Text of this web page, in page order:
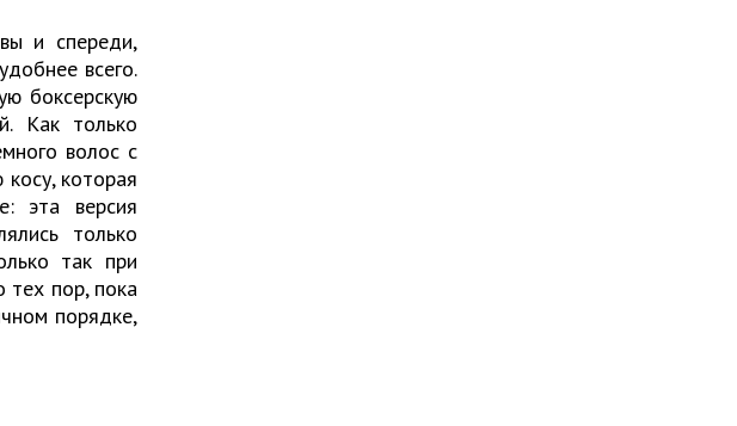
и спереди,
всего.
боксерскую
Как только
волос с
которая
эта версия
только
так при
пор, пока
порядке,